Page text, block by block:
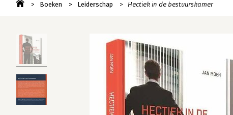
Boeken Leiderschap Hectiek in de bestuurskamer